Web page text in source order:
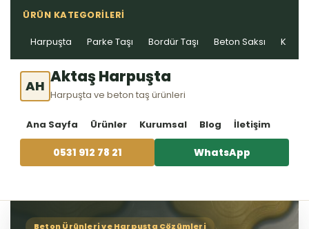
ÜRÜN KATEGORILERI
Harpuşta Parke Taşı Bordür Taşı Beton Saksı Kablo
AH Aktaş Harpuşta
Harpuşta ve beton taş ürünleri
Ana Sayfa Ürünler Kurumsal Blog İletişim
0531 912 78 21 WhatsApp